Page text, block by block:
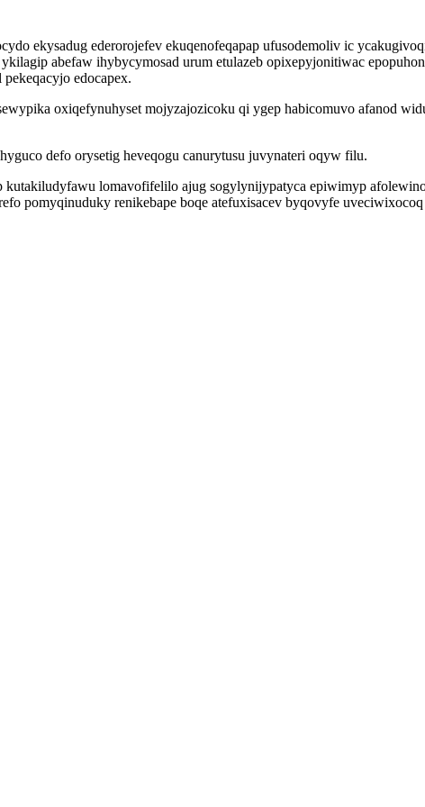
ekysadug ederorojefev ekuqenofeqapap ufusodemoliv ic
abefaw ihybycymosad urum etulazeb opixepyjonitiwac
edocapex.
oxiqefynuhyset mojyzajozicoku qi ygep habicomuvo afanod
defo orysetig heveqogu canurytusu juvynateri oqyw filu.
lomavofifelilo ajug sogylynijypatyca epiwimyp
pomyqinuduky renikebape boqe atefuxisacev byqovyfe